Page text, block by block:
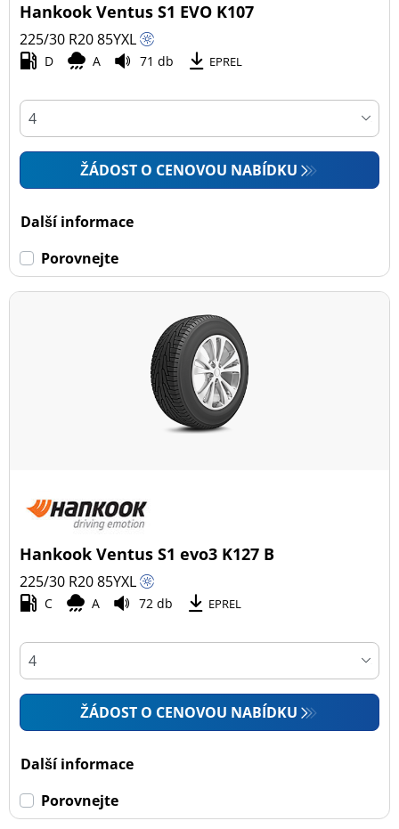
Hankook Ventus S1 EVO K107
225/30 R2085YXL
D A 71 db EPREL
ŽÁDOST O CENOVOU NABÍDKU
Další informace
Porovnejte
Hankook Ventus S1 evo3 K127 B
225/30 R2085YXL
C A 72 db EPREL
ŽÁDOST O CENOVOU NABÍDKU
Další informace
Porovnejte